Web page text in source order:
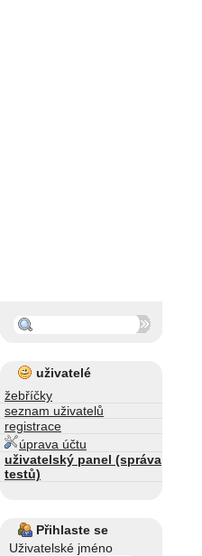
uživatelé
žebříčky
seznam uživatelů
registrace
úprava účtu
uživatelský panel (správa
testů)
Přihlaste se
Uživatelské jméno